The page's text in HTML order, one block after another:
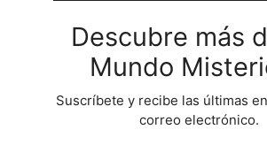
Descubre más
Mundo
Suscríbete y recibe las últimas
correo electrónico.